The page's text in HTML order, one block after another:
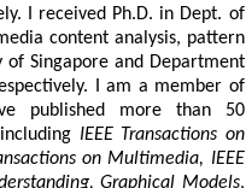
最高的AI论文（南京大学第
提出的BEVFormer方法还被
势力投入使用，并 在NVIDA
有影响力论文第二名）获得
潘云鹤院士、中国人工智能
篇论文获奖、10篇论文获
I received Ph.D. in Dept. of
content analysis, pattern
Singapore and Department
I am a member of
published more than 50
IEEE Transactions on
on Multimedia, IEEE
Graphical Models,